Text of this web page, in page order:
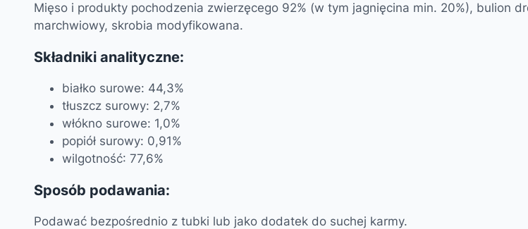
Mięso i produkty pochodzenia zwierzęcego 92% (w tym jagnięcina min. 20%), bulion
marchwiowy, skrobia modyfikowana.
Składniki analityczne:
białko surowe: 44,3%
tłuszcz surowy: 2,7%
włókno surowe: 1,0%
popiół surowy: 0,91%
wilgotność: 77,6%
Sposób podawania:
Podawać bezpośrednio z tubki lub jako dodatek do suchej karmy.